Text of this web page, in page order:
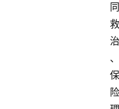
同
救
治
、
保
险